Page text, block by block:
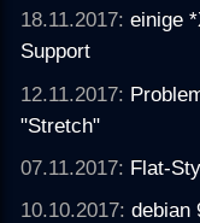
18.11.2017:einige
Support
12.11.2017:
"Stretch"
07.11.2017: Flat-
10.10.2017:debian